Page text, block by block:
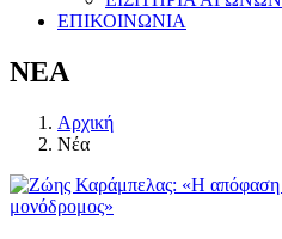
ΕΠΙΚΟΙΝΩΝΙΑ
ΝΕΑ
Αρχική
Νέα